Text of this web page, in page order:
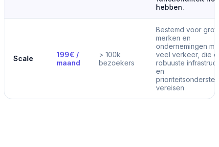
hebben.
Scale
199€ /
maand
> 100k
bezoekers
Bestemd voor
merken en
ondernemingen
veel verkeer, die
robuuste
en
vereisen